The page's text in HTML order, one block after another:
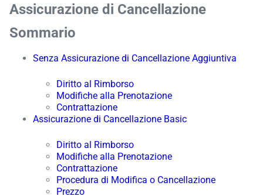
Assicurazione di Cancellazione
Sommario
Senza Assicurazione di Cancellazione Aggiuntiva
Diritto al Rimborso
Modifiche alla Prenotazione
Contrattazione
Assicurazione di Cancellazione Basic
Diritto al Rimborso
Modifiche alla Prenotazione
Contrattazione
Procedura di Modifica o Cancellazione
Prezzo